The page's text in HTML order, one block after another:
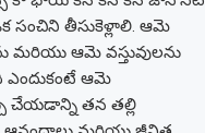
సంచిని తీసుకెళ్లాలి. ఆమె
మరియు ఆమె వస్తువులను
ఆమె
చేయడాన్ని తన తల్లి